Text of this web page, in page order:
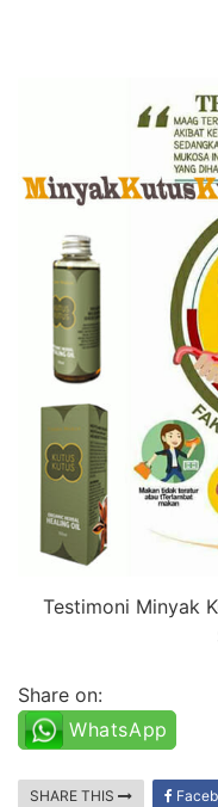
Testimoni Minyak
Share on:
WhatsApp
SHARE THIS